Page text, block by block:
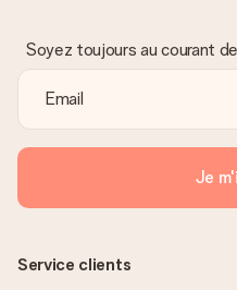
Soyez toujours au courant
Je
Service clients